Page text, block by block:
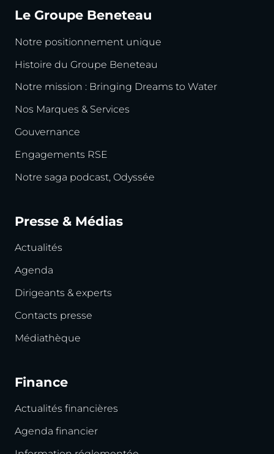
Le Groupe Beneteau
Notre positionnement unique
Histoire du Groupe Beneteau
Notre mission : Bringing Dreams to Water
Nos Marques & Services
Gouvernance
Engagements RSE
Notre saga podcast, Odyssée
Presse & Médias
Actualités
Agenda
Dirigeants & experts
Contacts presse
Médiathèque
Finance
Actualités financières
Agenda financier